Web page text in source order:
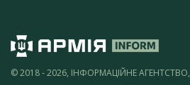
© 2018 - 2026, ІНФОРМАЦІЙНЕ АГЕНТСТВО,